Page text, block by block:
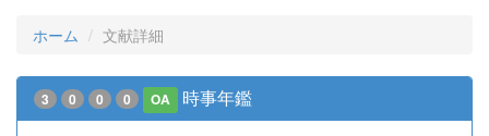
ホーム 文献詳細
3 0 0 0 OA 時事年鑑